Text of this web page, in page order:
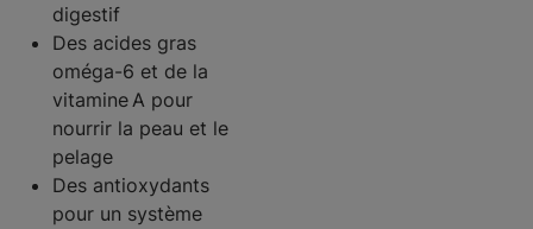
digestif
Des acides gras
oméga-6 et de la
vitamine A pour
nourrir la peau et le
pelage
Des antioxydants
pour un système